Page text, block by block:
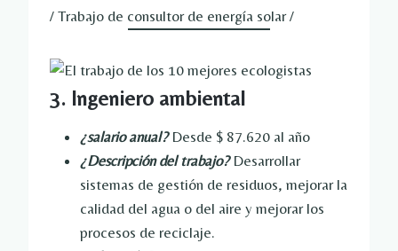
/ Trabajo de consultor de energía solar /
3. Ingeniero ambiental
¿salario anual?Desde $ 87.620 al año
¿Descripción del trabajo?Desarrollar
sistemas de gestión de residuos, mejorar la
calidad del agua o del aire y mejorar los
procesos de reciclaje.